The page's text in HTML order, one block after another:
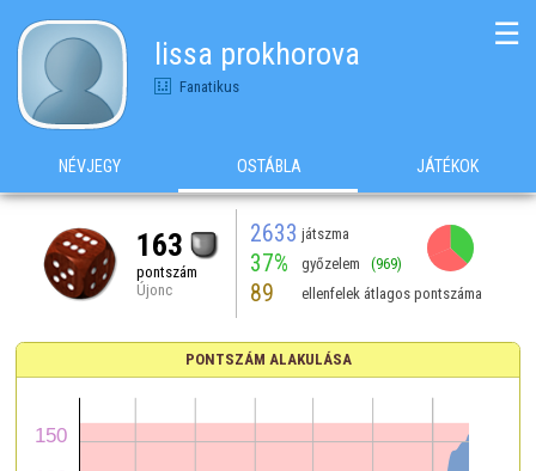
lissa prokhorova
Fanatikus
☰
NÉVJEGY OSTÁBLA JÁTÉKOK
163
pontszám
Újonc
2633 játszma
37% győzelem (969)
89 ellenfelek átlagos pontszáma
PONTSZÁM ALAKULÁSA